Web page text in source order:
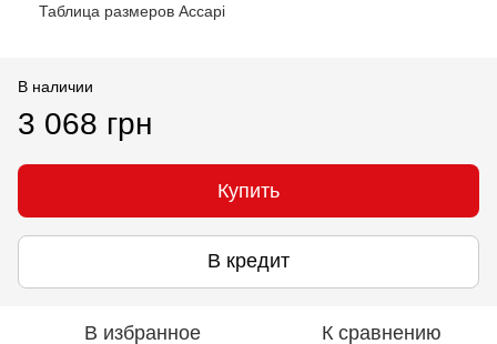
Таблица размеров Accapi
В наличии
3 068 грн
Купить
В кредит
В избранное К сравнению